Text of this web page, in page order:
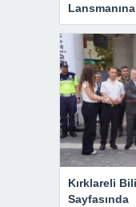
Lansmanına
Kırklareli
Sayfasında